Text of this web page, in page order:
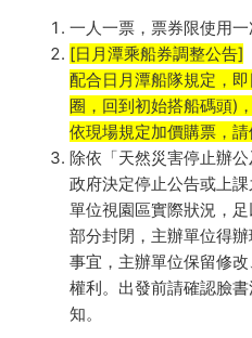
一人一票，票券限使用一
[日月潭乘船券調整公告]
配合日月潭船隊規定，
圈，回到初始搭船碼頭)
依現場規定加價購票，請
除依「天然災害停止辦
政府決定停止公告或上
單位視園區實際狀況，
部分封閉，主辦單位得
事宜，主辦單位保留修
權利。出發前請確認臉
知。